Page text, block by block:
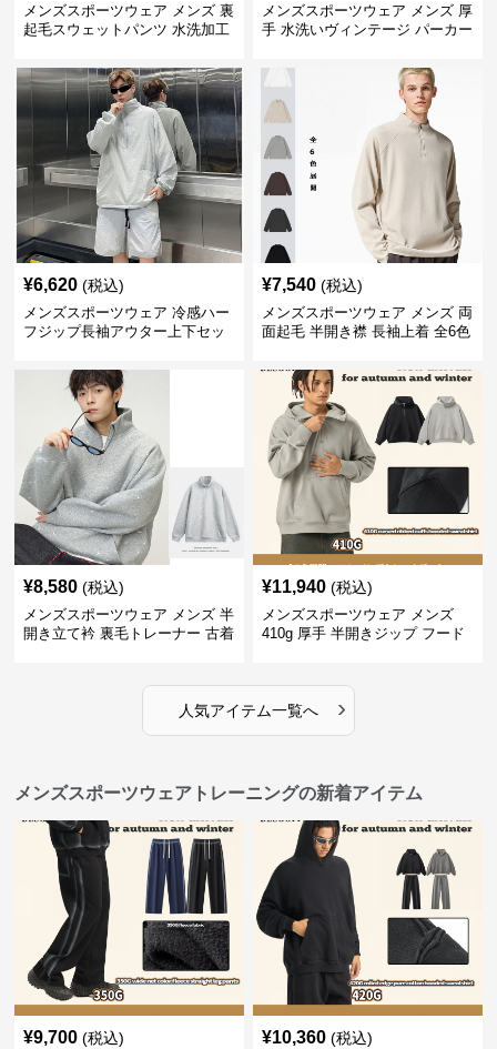
メンズスポーツウェア メンズ 裏
起毛スウェットパンツ 水洗加工
メンズスポーツウェア メンズ 厚
手 水洗いヴィンテージ パーカー
¥6,620 (税込)
メンズスポーツウェア 冷感ハー
フジップ長袖アウター上下セッ
¥7,540 (税込)
メンズスポーツウェア メンズ 両
面起毛 半開き襟 長袖上着 全6色
¥8,580 (税込)
メンズスポーツウェア メンズ 半
開き立て衿 裏毛トレーナー 古着
¥11,940 (税込)
メンズスポーツウェア メンズ
410g 厚手 半開きジップ フード
人気アイテム一覧へ ›
メンズスポーツウェアトレーニングの新着アイテム
¥9,700 (税込) ¥10,360 (税込)